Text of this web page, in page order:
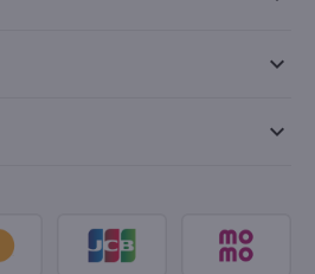
keyboard_arrow_down
keyboard_arrow_down